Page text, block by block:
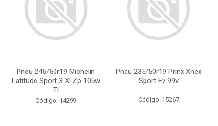
Pneu 245/50r19 Michelin
Latitude Sport 3 Xl Zp 105w
Tl
Código: 14299
Pneu 235/50r19 Prinx Xnex
Sport Ev 99v
Código: 15267